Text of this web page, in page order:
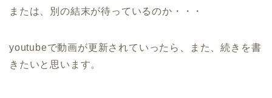
または、別の結末が待っているのか・・・
youtubeで動画が更新されていったら、また、続きを書
きたいと思います。